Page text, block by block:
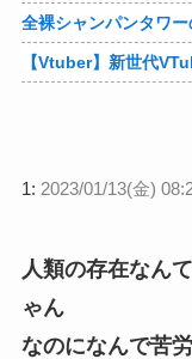
全裸シャンパンタワ
1: 2023/01/13(金)
人類の存在なん
ゃん
なのになんで苦